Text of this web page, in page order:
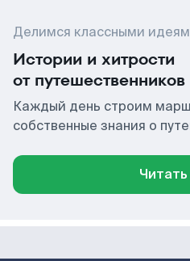
Делимся классными
Истории и хитрости
от путешественников
Каждый день строим
собственные знания о
Читать